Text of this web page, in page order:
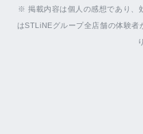
※ 掲載内容は個人の感想であり、
はSTLiNEグループ全店舗の体験